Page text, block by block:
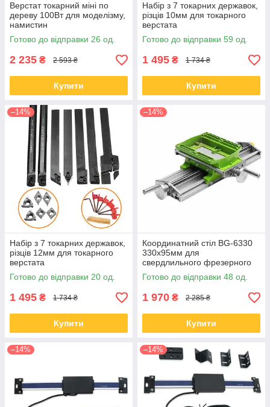
Верстат токарний міні по
дереву 100Вт для моделізму,
намистин
Готово до відправки 26 од.
2 235 ₴ 2 593 ₴
Купити
Набір з 7 токарних державок,
різців 10мм для токарного
верстата
Готово до відправки 59 од.
1 495 ₴ 1 734 ₴
Купити
–14%
Набір з 7 токарних державок,
різців 12мм для токарного
верстата
Готово до відправки 20 од.
1 495 ₴ 1 734 ₴
Купити
–14%
Координатний стіл BG-6330
330х95мм для
свердлильного фрезерного
верстата
Готово до відправки 48 од.
1 970 ₴ 2 285 ₴
Купити
–14% –14%